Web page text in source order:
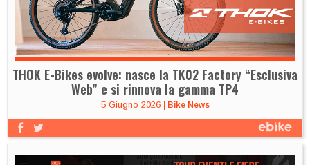
THOK E-Bikes evolve: nasce la TK02 Factory “Esclusiva
Web” e si rinnova la gamma TP4
5 Giugno 2026 | Bike News